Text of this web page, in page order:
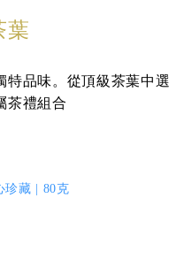
葉
特品味。從頂級茶葉中選
茶禮組合